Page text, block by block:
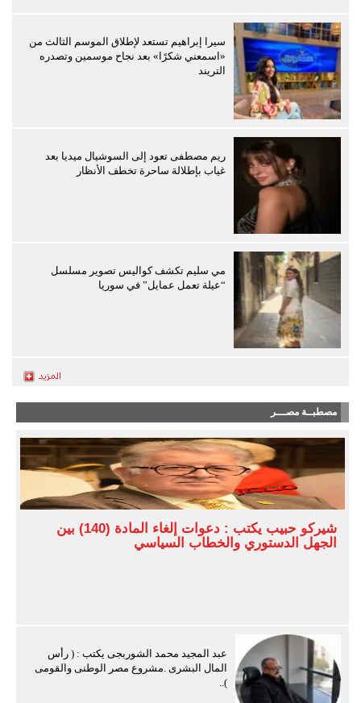
سيرا إبراهيم تستعد لإطلاق الموسم الثالث من
«اسمعني شكرًا» بعد نجاح موسمين وتصدره
التريند
ريم مصطفى تعود إلى السوشيال ميديا بعد
غياب بإطلالة ساحرة تخطف الأنظار
مي سليم تكشف كواليس تصوير مسلسل
“عيلة تعمل عمايل” في سوريا
مصطبــة مصـــر
شيركو حبيب يكتب : دعوات إلغاء المادة (140) بين
الجهل الدستوري والخطاب السياسي
عبد المجيد محمد الشوربجى يكتب : ( رأس
المال البشرى .مشروع مصر الوطنى والقومى
)..